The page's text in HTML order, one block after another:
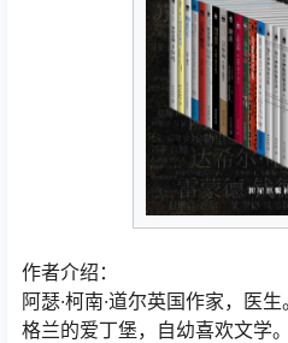
作者介绍：
阿瑟·柯南·道尔英国作家，医
格兰的爱丁堡，自幼喜欢文学